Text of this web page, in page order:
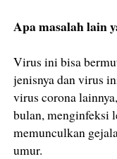
Apa masalah lain
Virus ini bisa
jenisnya dan virus
virus corona
bulan, menginfeksi
memunculkan
umur.